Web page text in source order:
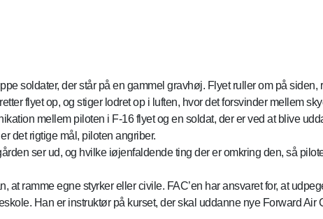
soldater, der står på en gammel gravhøj. Flyet ruller om på siden,
flyet op, og stiger lodret op i luften, hvor det forsvinder mellem
mellem piloten i F-16 flyet og en soldat, der er ved at blive
det rigtige mål, piloten angriber.
ser ud, og hvilke iøjenfaldende ting der er omkring den, så
at ramme egne styrker eller civile. FAC’en har ansvaret for, at
Han er instruktør på kurset, der skal uddanne nye Forward